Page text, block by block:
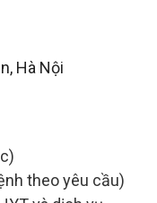
Hà Nội
theo yêu cầu)